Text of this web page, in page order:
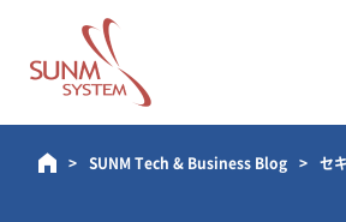
SUNM Tech & Business Blog セ